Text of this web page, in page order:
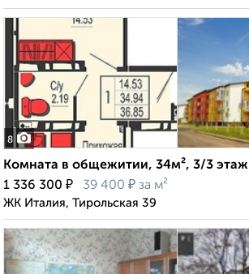
8
Комната в общежитии, 34м², 3/3 этаж
1 336 300 ₽ 39 400 ₽ за м²
ЖК Италия, Тирольская 39